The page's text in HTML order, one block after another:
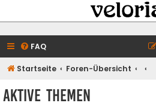
FAQ
Startseite Foren-Übersicht
Aktive Themen